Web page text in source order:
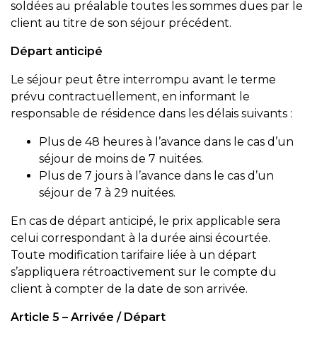
soldées au préalable toutes les sommes dues par le
client au titre de son séjour précédent.
Départ anticipé
Le séjour peut être interrompu avant le terme
prévu contractuellement, en informant le
responsable de résidence dans les délais suivants :
Plus de 48 heures à l’avance dans le cas d’un
séjour de moins de 7 nuitées.
Plus de 7 jours à l’avance dans le cas d’un
séjour de 7 à 29 nuitées.
En cas de départ anticipé, le prix applicable sera
celui correspondant à la durée ainsi écourtée.
Toute modification tarifaire liée à un départ
s’appliquera rétroactivement sur le compte du
client à compter de la date de son arrivée.
Article 5 – Arrivée / Départ